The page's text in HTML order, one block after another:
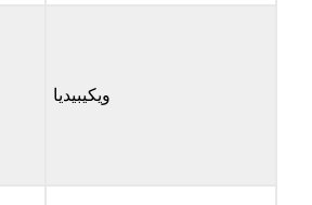
ويكيبيديا